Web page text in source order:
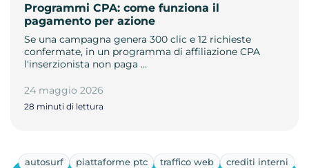
Programmi CPA: come funziona il
pagamento per azione
Se una campagna genera 300 clic e 12 richieste
confermate, in un programma di affiliazione CPA
l'inserzionista non paga …
24 maggio 2026
28 minuti di lettura
autosurf piattaforme ptc traffico web crediti interni